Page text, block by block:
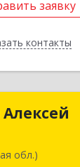
заявку
контакты
заявку
Назад
обл.)